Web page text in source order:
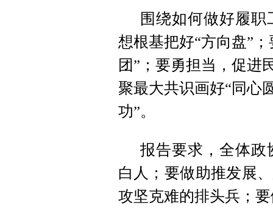
围绕如何做好履
想根基把好“方向盘”
团”；要勇担当，促进
聚最大共识画好“同心
功”。
报告要求，全体政
白人；要做助推发展
攻坚克难的排头兵；